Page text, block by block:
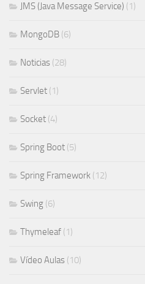
JMS (Java Message Service) (1)
MongoDB (6)
Noticias (28)
Servlet (1)
Socket (4)
Spring Boot (5)
Spring Framework (12)
Swing (6)
Thymeleaf (1)
Vídeo Aulas (10)